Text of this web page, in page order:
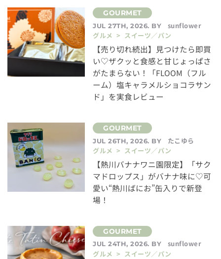
JUL 27TH, 2026. BY
sunflower
グルメ > スイーツ／パン
【売り切れ続出】見つけたら即買
い♡ザクッと食感と甘じょっぱさ
がたまらない！「FLOOM（フル
ーム）塩キャラメルショコラサン
ド」を実食レビュー
JUL 26TH, 2026. BY
たこゆら
グルメ > スイーツ／パン
【熱川バナナワニ園限定】「サク
マドロップス」がバナナ味に♡可
愛い“熱川ばにお”缶入りで新登
場！
JUL 24TH, 2026. BY
sunflower
グルメ > スイーツ／パン